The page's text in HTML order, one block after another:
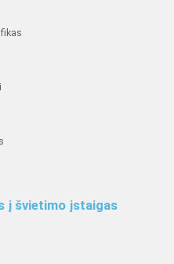
į švietimo įstaigas